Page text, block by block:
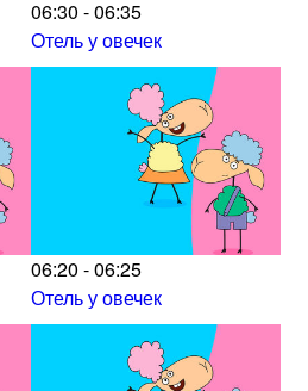
06:30 - 06:35
Отель у овечек
06:20 - 06:25
Отель у овечек